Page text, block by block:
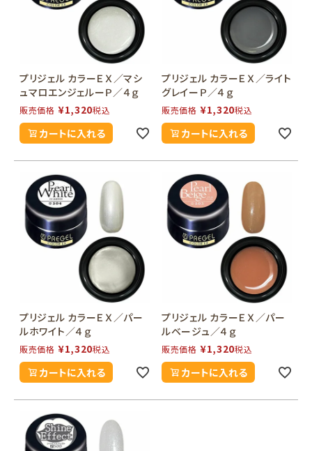
プリジェル カラーＥＸ／マシ
ュマロエンジェルーＰ／４ｇ
販売価格 ¥1,320税込
カートに入れる
プリジェル カラーＥＸ／ライト
グレイーＰ／４ｇ
販売価格 ¥1,320税込
カートに入れる
プリジェル カラーＥＸ／パー
ルホワイト／４ｇ
販売価格 ¥1,320税込
カートに入れる
プリジェル カラーＥＸ／パー
ルベージュ／４ｇ
販売価格 ¥1,320税込
カートに入れる